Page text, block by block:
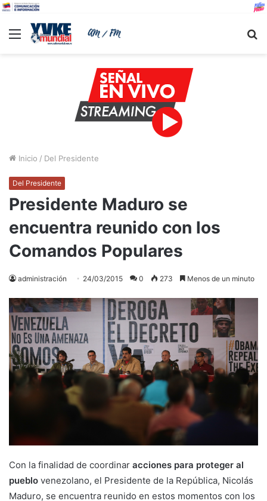
Menu
Inicio / Del Presidente
Del Presidente
Presidente Maduro se
encuentra reunido con los
Comandos Populares
administración 24/03/2015 0 273 Menos de un minuto
Con la finalidad de coordinar acciones para proteger al
pueblo venezolano, el Presidente de la República, Nicolás
Maduro, se encuentra reunido en estos momentos con los